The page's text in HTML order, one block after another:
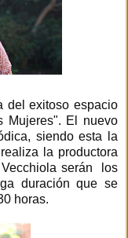
del exitoso espacio
Mujeres". El nuevo
siendo esta la
la productora
serán los
duración que se
horas.